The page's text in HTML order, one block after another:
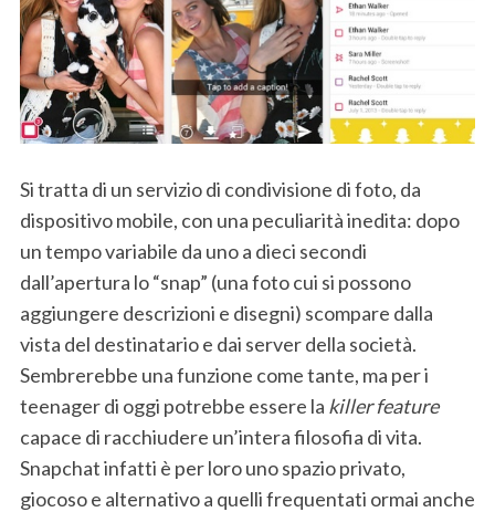
Si tratta di un servizio di condivisione di foto, da
dispositivo mobile, con una peculiarità inedita: dopo
un tempo variabile da uno a dieci secondi
dall’apertura lo “snap” (una foto cui si possono
aggiungere descrizioni e disegni) scompare dalla
vista del destinatario e dai server della società.
Sembrerebbe una funzione come tante, ma per i
teenager di oggi potrebbe essere la killer feature
capace di racchiudere un’intera filosofia di vita.
Snapchat infatti è per loro uno spazio privato,
giocoso e alternativo a quelli frequentati ormai anche